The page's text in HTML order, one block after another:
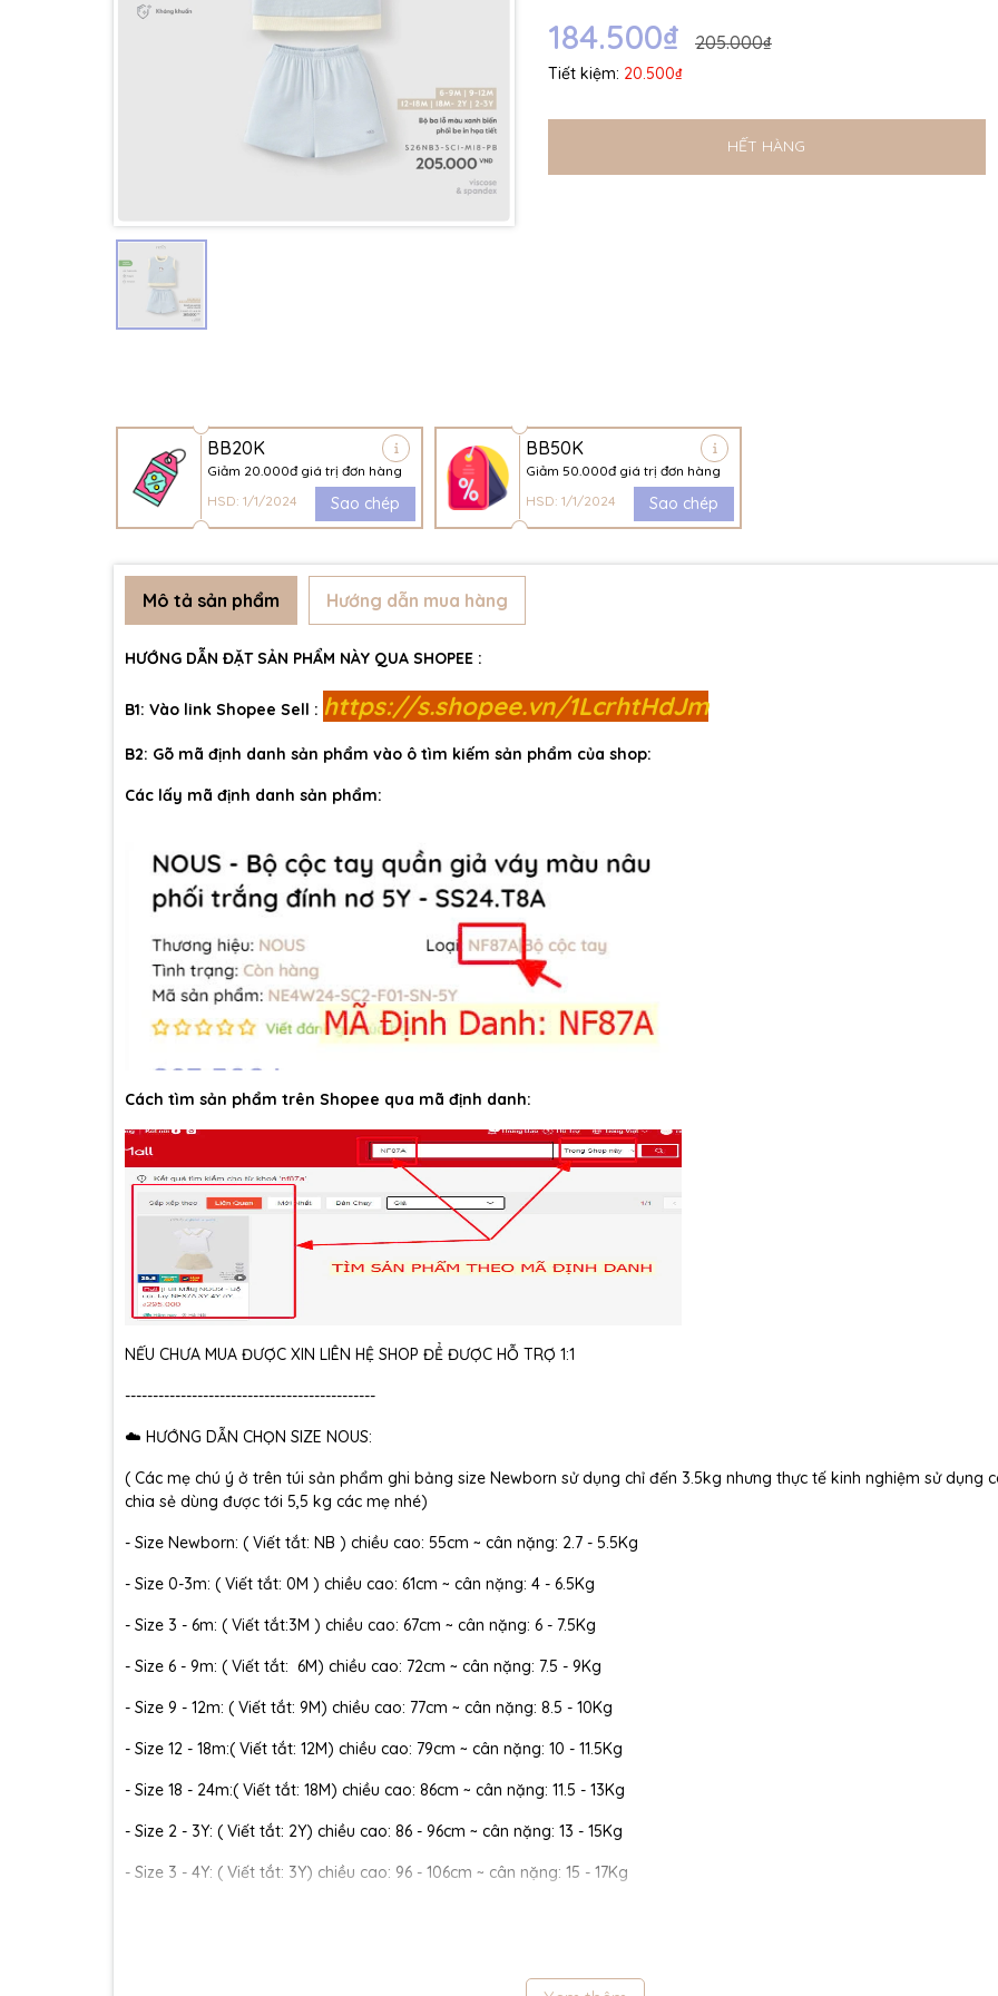
184.500₫ 205.000₫
Tiết kiệm: 20.500₫
HẾT HÀNG
BB20K
Giảm 20.000đ giá trị đơn hàng
HSD: 1/1/2024
Sao chép
BB50K
Giảm 50.000đ giá trị đơn hàng
HSD: 1/1/2024
Sao chép
Điều kiện:
Mô tả sản phẩm Hướng dẫn mua hàng
HƯỚNG DẪN ĐẶT SẢN PHẨM NÀY QUA SHOPEE :
B1: Vào link Shopee Sell : https://s.shopee.vn/1LcrhtHdJm
B2: Gõ mã định danh sản phẩm vào ô tìm kiếm sản phẩm của shop:
Các lấy mã định danh sản phẩm:
Cách tìm sản phẩm trên Shopee qua mã định danh:
NẾU CHƯA MUA ĐƯỢC XIN LIÊN HỆ SHOP ĐỂ ĐƯỢC HỖ TRỢ 1:1
---------------------------------------------
☁️ HƯỚNG DẪN CHỌN SIZE NOUS:
( Các mẹ chú ý ở trên túi sản phẩm ghi bảng size Newborn sử dụng chỉ đến 3.5kg nhưng thực tế kinh nghiệm sử dụng
chia sẻ dùng được tới 5,5 kg các mẹ nhé)
- Size Newborn: ( Viết tắt: NB ) chiều cao: 55cm ~ cân nặng: 2.7 - 5.5Kg
- Size 0-3m: ( Viết tắt: 0M ) chiều cao: 61cm ~ cân nặng: 4 - 6.5Kg
- Size 3 - 6m: ( Viết tắt:3M ) chiều cao: 67cm ~ cân nặng: 6 - 7.5Kg
- Size 6 - 9m: ( Viết tắt: 6M) chiều cao: 72cm ~ cân nặng: 7.5 - 9Kg
- Size 9 - 12m: ( Viết tắt: 9M) chiều cao: 77cm ~ cân nặng: 8.5 - 10Kg
- Size 12 - 18m:( Viết tắt: 12M) chiều cao: 79cm ~ cân nặng: 10 - 11.5Kg
- Size 18 - 24m:( Viết tắt: 18M) chiều cao: 86cm ~ cân nặng: 11.5 - 13Kg
- Size 2 - 3Y: ( Viết tắt: 2Y) chiều cao: 86 - 96cm ~ cân nặng: 13 - 15Kg
- Size 3 - 4Y: ( Viết tắt: 3Y) chiều cao: 96 - 106cm ~ cân nặng: 15 - 17Kg